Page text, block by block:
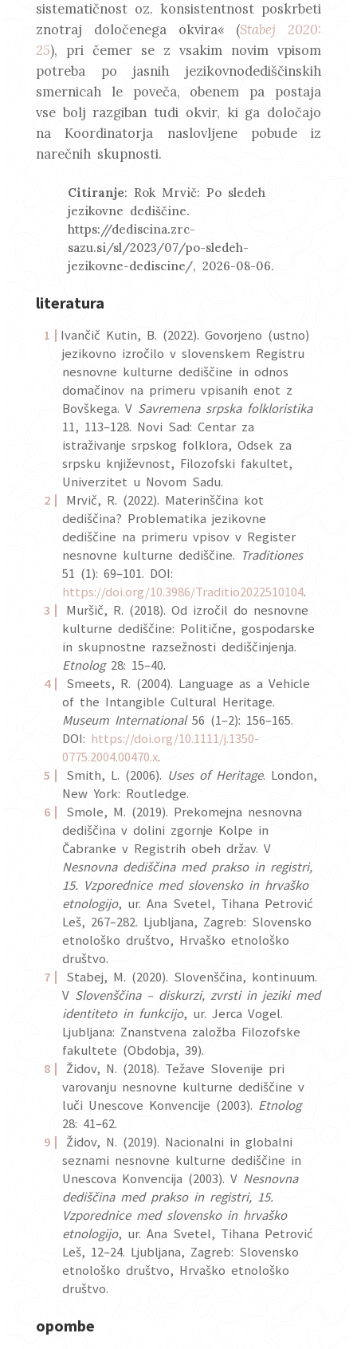
sistematičnost oz. konsistentnost poskrbeti
znotraj določenega okvira« (Stabej 2020:
25), pri čemer se z vsakim novim vpisom
potreba po jasnih jezikovnodediščinskih
smernicah le poveča, obenem pa postaja
vse bolj razgiban tudi okvir, ki ga določajo
na Koordinatorja naslovljene pobude iz
narečnih skupnosti.
Citiranje: Rok Mrvič: Po sledeh
jezikovne dediščine.
https://dediscina.zrc-
sazu.si/sl/2023/07/po-sledeh-
jezikovne-dediscine/, 2026-08-06.
literatura
Ivančič Kutin, B. (2022). Govorjeno (ustno)
jezikovno izročilo v slovenskem Registru
nesnovne kulturne dediščine in odnos
domačinov na primeru vpisanih enot z
Bovškega. V Savremena srpska folkloristika
11, 113–128. Novi Sad: Centar za
istraživanje srpskog folklora, Odsek za
srpsku književnost, Filozofski fakultet,
Univerzitet u Novom Sadu.
Mrvič, R. (2022). Materinščina kot
dediščina? Problematika jezikovne
dediščine na primeru vpisov v Register
nesnovne kulturne dediščine. Traditiones
51 (1): 69–101. DOI:
https://doi.org/10.3986/Traditio2022510104.
Muršič, R. (2018). Od izročil do nesnovne
kulturne dediščine: Politične, gospodarske
in skupnostne razsežnosti dediščinjenja.
Etnolog28: 15–40.
Smeets, R. (2004). Language as a Vehicle
of the Intangible Cultural Heritage.
Museum International56 (1–2): 156–165.
DOI: https://doi.org/10.1111/j.1350-
0775.2004.00470.x.
Smith, L. (2006). Uses of Heritage. London,
New York: Routledge.
Smole, M. (2019). Prekomejna nesnovna
dediščina v dolini zgornje Kolpe in
Čabranke v Registrih obeh držav. V
Nesnovna dediščina med prakso in registri,
15. Vzporednice med slovensko in hrvaško
etnologijo, ur. Ana Svetel, Tihana Petrović
Leš, 267–282. Ljubljana, Zagreb: Slovensko
etnološko društvo, Hrvaško etnološko
društvo.
Stabej, M. (2020). Slovenščina, kontinuum.
V Slovenščina – diskurzi, zvrsti in jeziki med
identiteto in funkcijo, ur. Jerca Vogel.
Ljubljana: Znanstvena založba Filozofske
fakultete (Obdobja, 39).
Židov, N. (2018). Težave Slovenije pri
varovanju nesnovne kulturne dediščine v
luči Unescove Konvencije (2003). Etnolog
28: 41–62.
Židov, N. (2019). Nacionalni in globalni
seznami nesnovne kulturne dediščine in
Unescova Konvencija (2003). V Nesnovna
dediščina med prakso in registri, 15.
Vzporednice med slovensko in hrvaško
etnologijo, ur. Ana Svetel, Tihana Petrović
Leš, 12–24. Ljubljana, Zagreb: Slovensko
etnološko društvo, Hrvaško etnološko
društvo.
opombe